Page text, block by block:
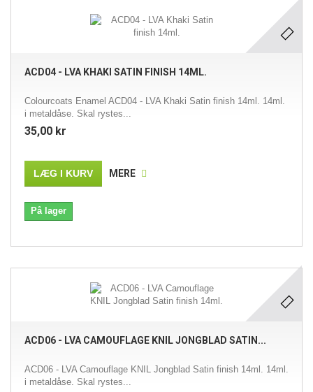
ACD04 - LVA KHAKI SATIN FINISH 14ML.
Colourcoats Enamel ACD04 - LVA Khaki Satin finish 14ml. 14ml.
i metaldåse. Skal rystes...
35,00 kr
LÆG I KURV MERE
På lager
ACD06 - LVA CAMOUFLAGE KNIL JONGBLAD SATIN...
ACD06 - LVA Camouflage KNIL Jongblad Satin finish 14ml. 14ml.
i metaldåse. Skal rystes...